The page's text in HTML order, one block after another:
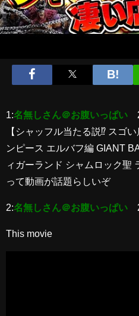
1:名無しさん＠お腹いっぱい
【シャッフル当たる説⁉︎ スゴ
ンピース エルバフ編 GIANT
ィガーランド シャムロック聖
って動画が話題らしいぞ
2:名無しさん＠お腹いっぱい
This movie